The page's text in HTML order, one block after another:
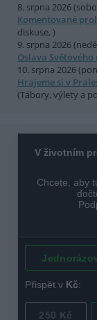
8. srpna 2026
Komentované
diskuse, )
9. srpna 2026
Oslava Světového
10. srpna 2026
Hrajeme si v
(Tábory, výlety a